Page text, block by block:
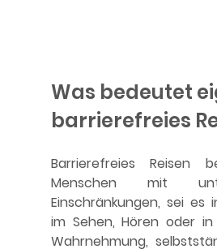
Was bedeutet
barrierefreies
Barrierefreies Reisen
Menschen mit
Einschränkungen, sei es
im Sehen, Hören oder